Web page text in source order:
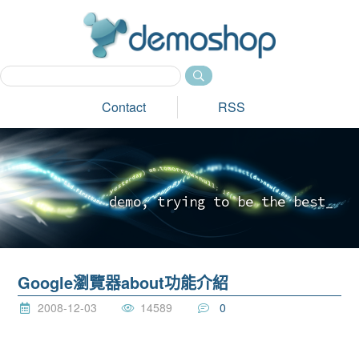
Contact RSS
demo, tryi ng to be the best_
Google瀏覽器about功能介紹
2008-12-03 14589 0